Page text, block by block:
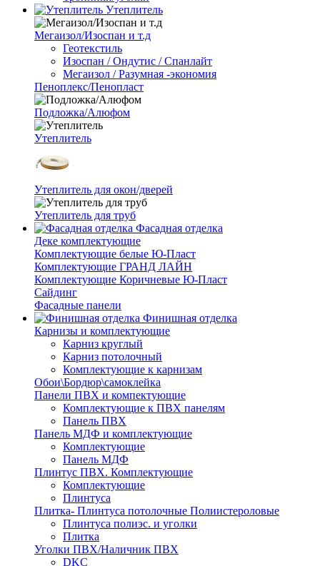
Утеплитель
Мегаизол/Изоспан и т.д
Геотекстиль
Изоспан / Ондутис / Спанлайт
Мегаизол / Разумная -экономия
Пеноплекс/Пенопласт
Подложка/Алюфом
Утеплитель
Утеплитель для окон/дверей
Утеплитель для труб
Фасадная отделка
Деке комплектующие
Комплектующие белые Ю-Пласт
Комплектующие ГРАНД ЛАЙН
Комплектующие Коричневые Ю-Пласт
Сайдинг
Фасадные панели
Финишная отделка
Карнизы и комплектующие
Карниз круглый
Карниз потолочный
Комплектующие к карнизам
Обои\Бордюр\самоклейка
Панели ПВХ и компектующие
Комплектующие к ПВХ панелям
Панель ПВХ
Панель МДФ и комплектующие
Комплектующие
Панель МДФ
Плинтус ПВХ. Комплектующие
Комплектующие
Плинтуса
Плитка- Плинтуса потолочные Полиистероловые
Плинтуса полиэс. и уголки
Плитка
Уголки ПВХ/Наличник ПВХ
DKC